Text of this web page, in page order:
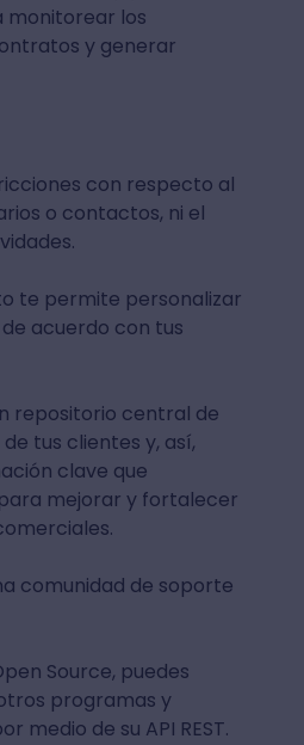
monitorear los
y generar
con respecto al
o contactos, ni el
te permite personalizar
acuerdo con tus
repositorio central de
tus clientes y, así,
clave que
mejorar y fortalecer
comunidad de soporte
Source, puedes
programas y
medio de su API REST.